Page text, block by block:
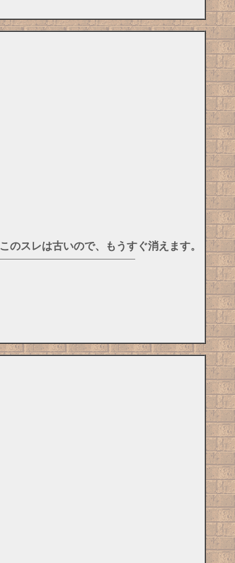
このスレは古いので、もうすぐ消えます。